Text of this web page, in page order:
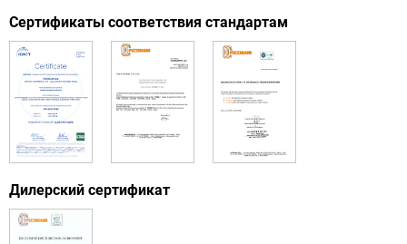
Сертификаты соответствия стандартам
Дилерский сертификат